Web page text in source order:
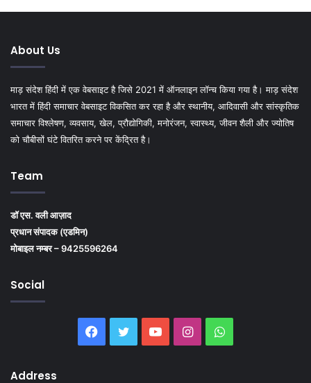
About Us
माड़ संदेश हिंदी में एक वेबसाइट है जिसे 2021 में ऑनलाइन लॉन्च किया गया है। माड़ संदेश
भारत में हिंदी समाचार वेबसाइट विकसित कर रहा है और स्थानीय, आदिवासी और सांस्कृतिक
समाचार विश्लेषण, व्यवसाय, खेल, प्रौद्योगिकी, मनोरंजन, स्वास्थ्य, जीवन शैली और ज्योतिष
को चौबीसों घंटे वितरित करने पर केंद्रित है।
Team
डॉ एस. वली आज़ाद
प्रधान संपादक (एडमिन)
मोबाइल नम्बर – 9425596264
Social
Facebook
TwitterYouTubeInstagramWhatsApp
Address